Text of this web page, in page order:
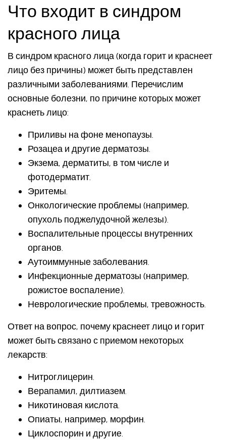
Что входит в синдром
красного лица
В синдром красного лица (когда горит и краснеет
лицо без причины) может быть представлен
различными заболеваниями. Перечислим
основные болезни, по причине которых может
краснеть лицо:
Приливы на фоне менопаузы.
Розацеа и другие дерматозы.
Экзема, дерматиты, в том числе и
фотодерматит.
Эритемы.
Онкологические проблемы (например,
опухоль поджелудочной железы).
Воспалительные процессы внутренних
органов.
Аутоиммунные заболевания.
Инфекционные дерматозы (например,
рожистое воспаление).
Неврологические проблемы, тревожность.
Ответ на вопрос, почему краснеет лицо и горит
может быть связано с приемом некоторых
лекарств:
Нитроглицерин.
Верапамил, дилтиазем.
Никотиновая кислота.
Опиаты, например, морфин.
Циклоспорин и другие.